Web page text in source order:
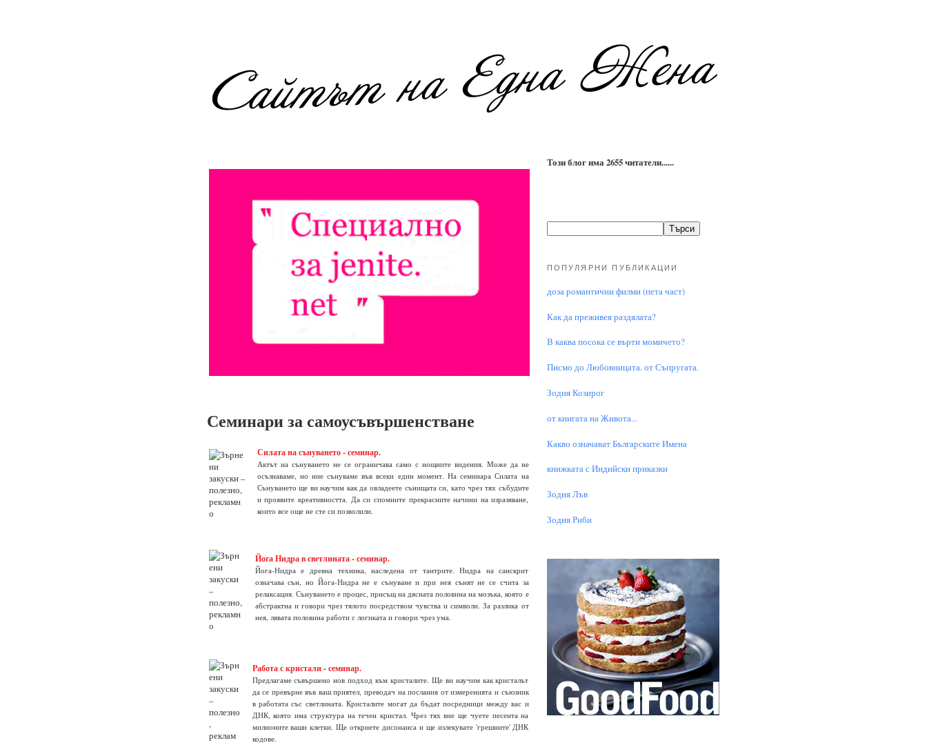
Семинари за самоусъвършенстване
Силата на сънуването - семинар.
Актът на сънуването не се ограничава само с нощните видения. Може да не
осъзнаваме, но ние сънуваме във всеки един момент. На семинара Силата на
Сънуването ще ви научим как да овладеете сънищата си, като чрез тях събудите
и проявите креативността. Да си спомните прекрасните начини на изразяване,
които все още не сте си позволили.
Йога Нидра в светлината - семинар.
Йога-Нидра е древна техника, наследена от тантрите. Нидра на санскрит
означава сън, но Йога-Нидра не е сънуване и при нея сънят не се счита за
релаксация. Сънуването е процес, присъщ на дясната половина на мозъка, която е
абстрактна и говори чрез тялото посредством чувства и символи. За разлика от
нея, лявата половина работи с логиката и говори чрез ума.
Работа с кристали - семинар.
Предлагаме съвършено нов подход към кристалите. Ще ви научим как кристалът
да се превърне във ваш приятел, преводач на послания от измеренията и съюзник
в работата със светлината. Кристалите могат да бъдат посредници между вас и
ДНК, която има структура на течен кристал. Чрез тях вие ще чуете песента на
милионите ваши клетки. Ще откриете дисонанса и ще излекувате 'грешните' ДНК
кодове.
Този блог има 2655 читатели......
ПОПУЛЯРНИ ПУБЛИКАЦИИ
доза романтични филми (пета част)
Как да преживея раздялата?
В каква посока се върти момичето?
Писмо до Любовницата. от Съпругата.
Зодия Козирог
от книгата на Живота...
Какво означават Българските Имена
книжката с Индийски приказки
Зодия Лъв
Зодия Риби